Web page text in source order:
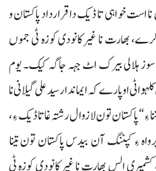
است خواہی تا ڈیک داقرارداد پاکستان و
بھارت نا غیرکانودی کوزہ ٹی جموں
سوز ہلالی بیرک اٹ جہہ جاگہ کیک۔ یوم
اٹی اوپارے کہ ایماندار سید علی گیلانی نا
ءِ“ پاکستان تون لازوال رشتہ غاتا ڈیک ءِ،
ءِ کپننگ آن بیدس پاکستان تون تینا
کشمیری الس بھارت نا غیرکانودی کوزہ ٹی